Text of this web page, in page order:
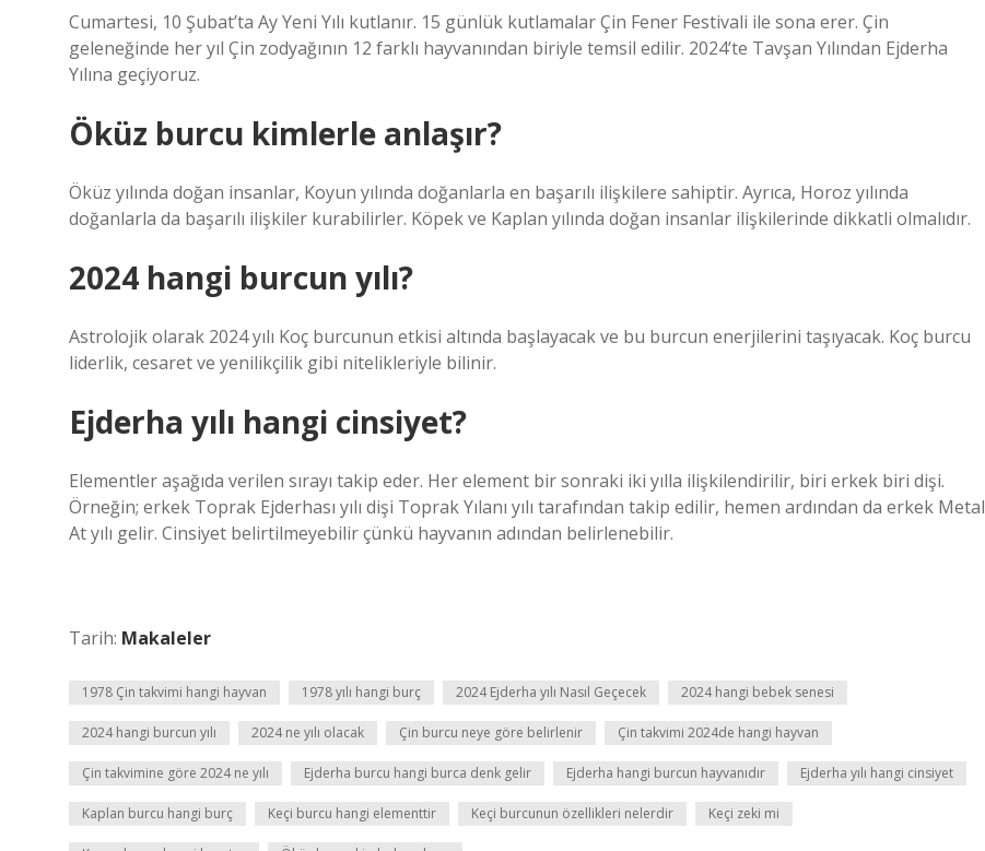
Cumartesi, 10 Şubat’ta Ay Yeni Yılı kutlanır. 15 günlük kutlamalar Çin Fener Festivali ile sona erer. Çin
geleneğinde her yıl Çin zodyağının 12 farklı hayvanından biriyle temsil edilir. 2024’te Tavşan Yılından Ejderha
Yılına geçiyoruz.
Öküz burcu kimlerle anlaşır?
Öküz yılında doğan insanlar, Koyun yılında doğanlarla en başarılı ilişkilere sahiptir. Ayrıca, Horoz yılında
doğanlarla da başarılı ilişkiler kurabilirler. Köpek ve Kaplan yılında doğan insanlar ilişkilerinde dikkatli olmalıdır.
2024 hangi burcun yılı?
Astrolojik olarak 2024 yılı Koç burcunun etkisi altında başlayacak ve bu burcun enerjilerini taşıyacak. Koç burcu
liderlik, cesaret ve yenilikçilik gibi nitelikleriyle bilinir.
Ejderha yılı hangi cinsiyet?
Elementler aşağıda verilen sırayı takip eder. Her element bir sonraki iki yılla ilişkilendirilir, biri erkek biri dişi.
Örneğin; erkek Toprak Ejderhası yılı dişi Toprak Yılanı yılı tarafından takip edilir, hemen ardından da erkek Metal
At yılı gelir. Cinsiyet belirtilmeyebilir çünkü hayvanın adından belirlenebilir.
Tarih: Makaleler
1978 Çin takvimi hangi hayvan 1978 yılı hangi burç 2024 Ejderha yılı Nasıl Geçecek 2024 hangi bebek senesi
2024 hangi burcun yılı 2024 ne yılı olacak Çin burcu neye göre belirlenir Çin takvimi 2024de hangi hayvan
Çin takvimine göre 2024 ne yılı Ejderha burcu hangi burca denk gelir Ejderha hangi burcun hayvanıdır Ejderha yılı hangi cinsiyet
Kaplan burcu hangi burç Keçi burcu hangi elementtir Keçi burcunun özellikleri nelerdir Keçi zeki mi